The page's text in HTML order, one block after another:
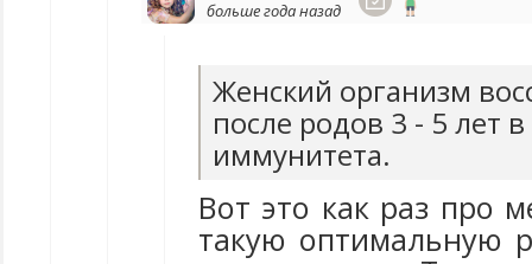
больше года назад
Женский организм
после родов 3 - 5 лет
иммунитета.
Вот это как раз про
такую оптимальную